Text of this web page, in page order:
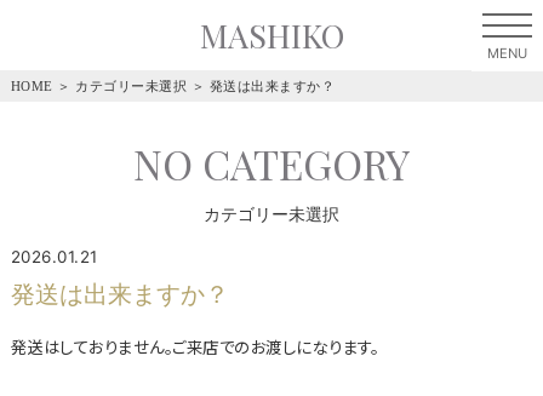
MASHIKO
HOME ＞ カテゴリー未選択 ＞ 発送は出来ますか？
NO CATEGORY
カテゴリー未選択
2026.01.21
発送は出来ますか？
発送はしておりません。ご来店でのお渡しになります。